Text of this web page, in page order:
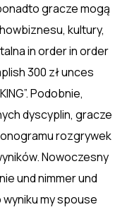
gracze mogą
kultury,
in order in order
300 zł unces
Podobnie,
dyscyplin, gracze
rozgrywek
Nowoczesny
und nimmer und
my spouse